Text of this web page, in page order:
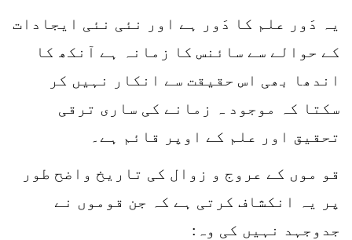
یہ دَور علم کا دَور ہے اور نئی نئی ایجادات
کے حوالے سے سائنس کا زمانہ ہے آنکھ کا
اندھا بھی اس حقیقت سے انکار نہیں کر
سکتا کہ موجود ہ زمانے کی ساری ترقی
تحقیق اور علم کے اوپر قائم ہے۔
قو موں کے عروج و زوال کی تاریخ واضح طور
پر یہ انکشاف کرتی ہے کہ جن قوموں نے
جدوجہد نہیں کی وہ: